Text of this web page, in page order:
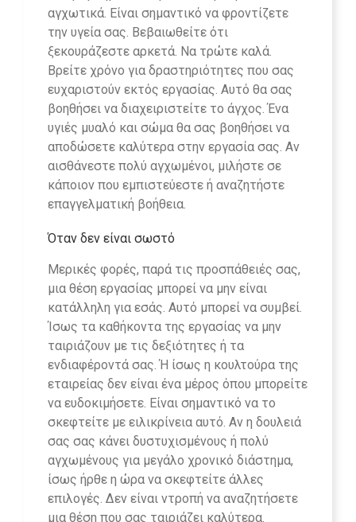
αγχωτικά. Είναι σημαντικό να φροντίζετε
την υγεία σας. Βεβαιωθείτε ότι
ξεκουράζεστε αρκετά. Να τρώτε καλά.
Βρείτε χρόνο για δραστηριότητες που σας
ευχαριστούν εκτός εργασίας. Αυτό θα σας
βοηθήσει να διαχειριστείτε το άγχος. Ένα
υγιές μυαλό και σώμα θα σας βοηθήσει να
αποδώσετε καλύτερα στην εργασία σας. Αν
αισθάνεστε πολύ αγχωμένοι, μιλήστε σε
κάποιον που εμπιστεύεστε ή αναζητήστε
επαγγελματική βοήθεια.
Όταν δεν είναι σωστό
Μερικές φορές, παρά τις προσπάθειές σας,
μια θέση εργασίας μπορεί να μην είναι
κατάλληλη για εσάς. Αυτό μπορεί να συμβεί.
Ίσως τα καθήκοντα της εργασίας να μην
ταιριάζουν με τις δεξιότητες ή τα
ενδιαφέροντά σας. Ή ίσως η κουλτούρα της
εταιρείας δεν είναι ένα μέρος όπου μπορείτε
να ευδοκιμήσετε. Είναι σημαντικό να το
σκεφτείτε με ειλικρίνεια αυτό. Αν η δουλειά
σας σας κάνει δυστυχισμένους ή πολύ
αγχωμένους για μεγάλο χρονικό διάστημα,
ίσως ήρθε η ώρα να σκεφτείτε άλλες
επιλογές. Δεν είναι ντροπή να αναζητήσετε
μια θέση που σας ταιριάζει καλύτερα.